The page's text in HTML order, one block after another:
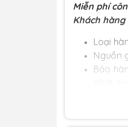
Miễn phí
Khách
Loại
Nguồn
Bảo
Cam